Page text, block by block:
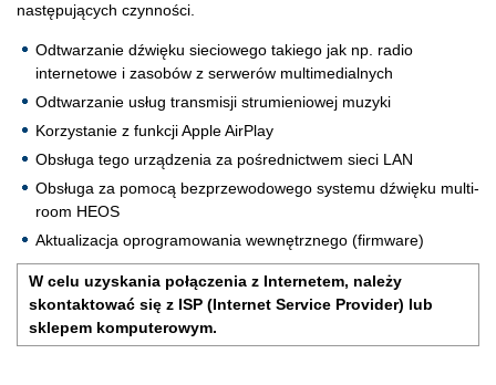
następujących czynności.
Odtwarzanie dźwięku sieciowego takiego jak np. radio
internetowe i zasobów z serwerów multimedialnych
Odtwarzanie usług transmisji strumieniowej muzyki
Korzystanie z funkcji Apple AirPlay
Obsługa tego urządzenia za pośrednictwem sieci LAN
Obsługa za pomocą bezprzewodowego systemu dźwięku multi-
room HEOS
Aktualizacja oprogramowania wewnętrznego (firmware)
W celu uzyskania połączenia z Internetem, należy
skontaktować się z ISP (Internet Service Provider) lub
sklepem komputerowym.